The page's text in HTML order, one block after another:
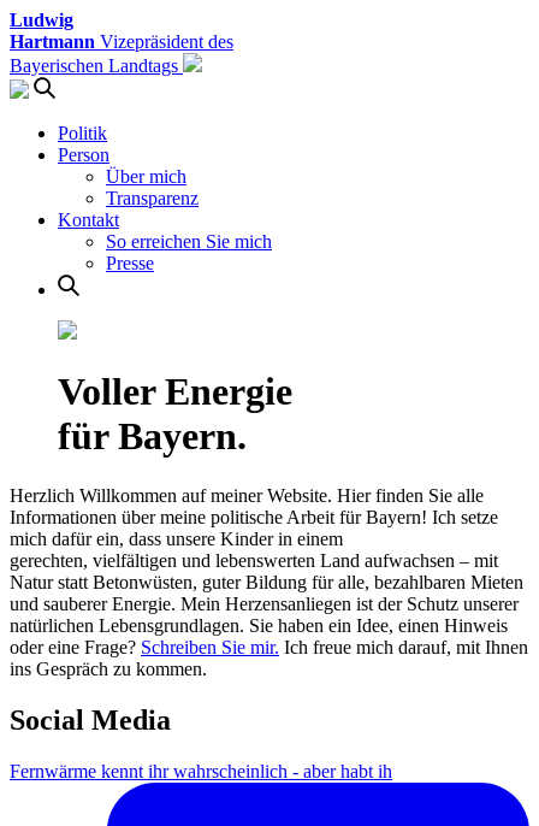
Ludwig
Hartmann Vizepräsident des
Bayerischen Landtags
Politik
Person
Über mich
Transparenz
Kontakt
So erreichen Sie mich
Presse
Voller Energie
für Bayern.
Herzlich Willkommen auf meiner Website. Hier finden Sie alle
Informationen über meine politische Arbeit für Bayern! Ich setze
mich dafür ein, dass unsere Kinder in einem
gerechten, vielfältigen und lebenswerten Land aufwachsen – mit
Natur statt Betonwüsten, guter Bildung für alle, bezahlbaren Mieten
und sauberer Energie. Mein Herzensanliegen ist der Schutz unserer
natürlichen Lebensgrundlagen. Sie haben ein Idee, einen Hinweis
oder eine Frage? Schreiben Sie mir. Ich freue mich darauf, mit Ihnen
ins Gespräch zu kommen.
Social Media
Fernwärme kennt ihr wahrscheinlich - aber habt ih